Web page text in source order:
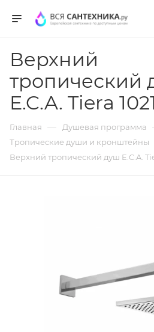
Верхний
тропический
E.C.A. Tiera
Главная — Душевая программа
Тропические души и кронштейны
Верхний тропический душ E.C.A.